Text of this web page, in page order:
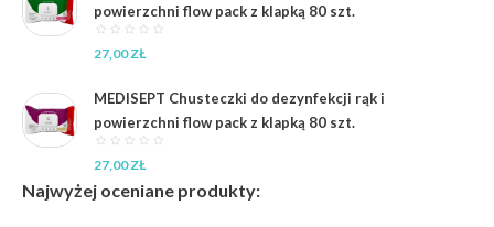
powierzchni flow pack z klapką 80 szt.
27,00ZŁ
MEDISEPT Chusteczki do dezynfekcji rąk i
powierzchni flow pack z klapką 80 szt.
27,00ZŁ
Najwyżej oceniane produkty: